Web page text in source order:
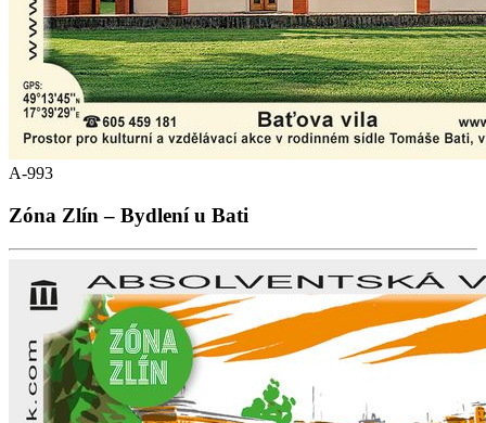
A-993
Zóna Zlín – Bydlení u Bati